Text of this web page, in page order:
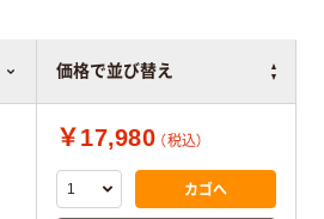
価格で並び替え
￥17,980 （税込）
カゴへ